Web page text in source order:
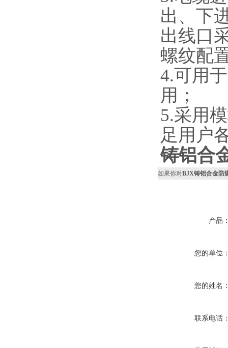
出、下
出线口
螺纹配
4.可用
用；
5.采用
足用户
铸铝合
如果你对BJX铸铝合金防
产品
您的单位
您的姓名
联系电话